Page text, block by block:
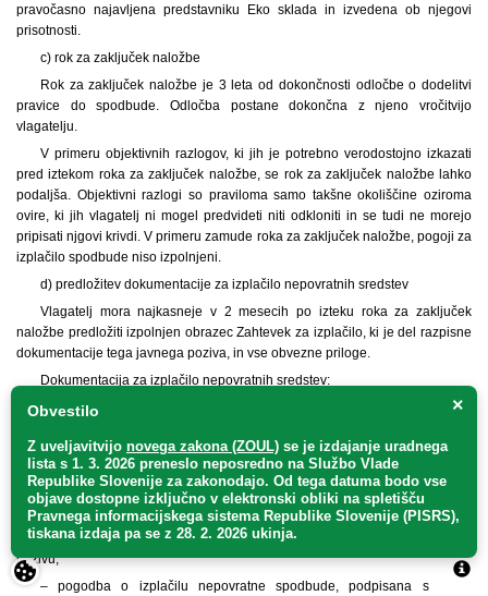
pravočasno najavljena predstavniku Eko sklada in izvedena ob njegovi
prisotnosti.
c) rok za zaključek naložbe
Rok za zaključek naložbe je 3 leta od dokončnosti odločbe o dodelitvi
pravice do spodbude. Odločba postane dokončna z njeno vročitvijo
vlagatelju.
V primeru objektivnih razlogov, ki jih je potrebno verodostojno izkazati
pred iztekom roka za zaključek naložbe, se rok za zaključek naložbe lahko
podaljša. Objektivni razlogi so praviloma samo takšne okoliščine oziroma
ovire, ki jih vlagatelj ni mogel predvideti niti odkloniti in se tudi ne morejo
pripisati njgovi krivdi. V primeru zamude roka za zaključek naložbe, pogoji za
izplačilo spodbude niso izpolnjeni.
d) predložitev dokumentacije za izplačilo nepovratnih sredstev
Vlagatelj mora najkasneje v 2 mesecih po izteku roka za zaključek
naložbe predložiti izpolnjen obrazec Zahtevek za izplačilo, ki je del razpisne
dokumentacije tega javnega poziva, in vse obvezne priloge.
Dokumentacija za izplačilo nepovratnih sredstev:
– izpolnjen obrazec Zahtevek za izplačilo, ki je del razpisne
– izpolnjena tabela Seznam zaključne dokumentacije in upravičeni
stroški (MS Excel datoteka) z navedenimi računi in pogodbami za izvedbo
naložbe, iz katerih so razvidni vsi upravičeni stroški, kot npr. stroški
gradbenih in obrtniških del ter stroški strojnih in električnih inštalacij ter ostali
stroški za doseganje energijske učinkovitosti stavbe, ki so določeni v javnem
pozivu;
– pogodba o izplačilu nepovratne spodbude, podpisana s strani
×
Obvestilo
Z uveljavitvijo novega zakona (ZOUL) se je izdajanje uradnega
lista s 1. 3. 2026 preneslo neposredno na Službo Vlade
Republike Slovenije za zakonodajo. Od tega datuma bodo vse
objave dostopne izključno v elektronski obliki na spletišču
Pravnega informacijskega sistema Republike Slovenije (PISRS),
tiskana izdaja pa se z 28. 2. 2026 ukinja.